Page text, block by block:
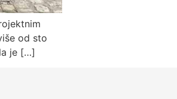
od sto
je […]